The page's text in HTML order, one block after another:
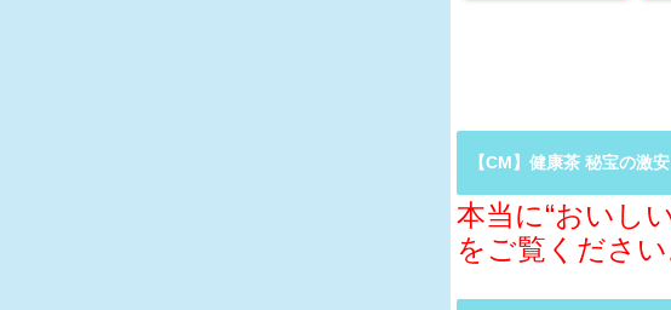
【CM】健康茶 秘宝の激
本当に“おいし
をご覧ください